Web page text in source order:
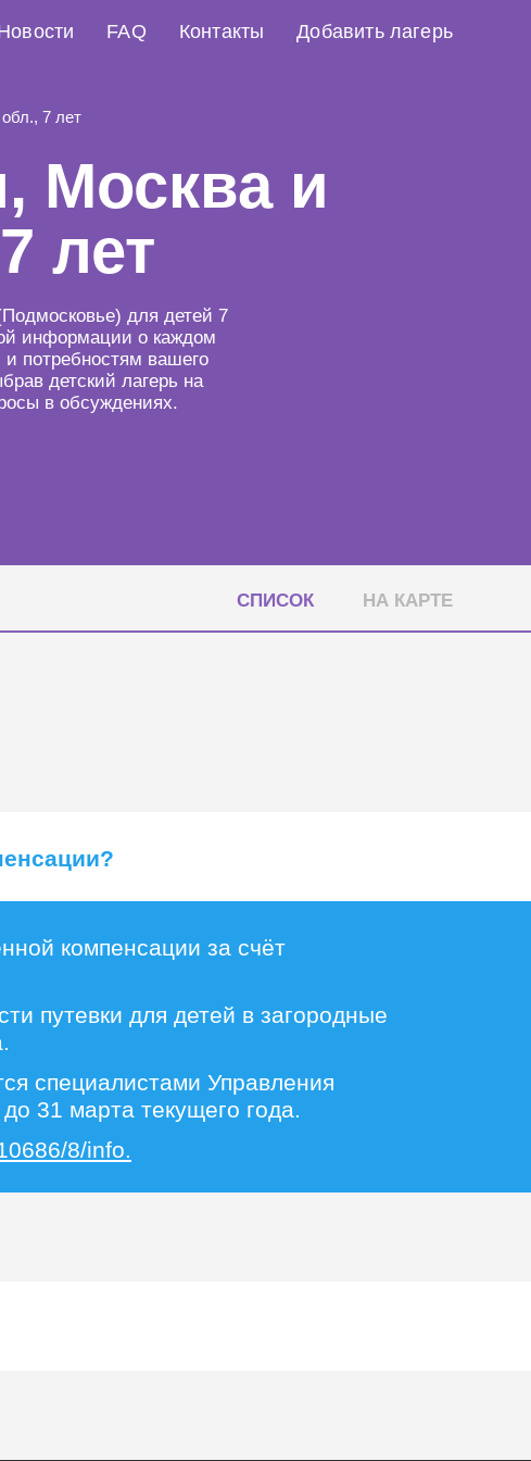
FAQ Контакты Добавить лагерь
7 лет
Москва и
лет
для детей 7
информации о каждом
потребностям вашего
детский лагерь на
в обсуждениях.
СПИСОК НА КАРТЕ
компенсации за счёт
путевки для детей в загородные
специалистами Управления
31 марта текущего года.
8/info.